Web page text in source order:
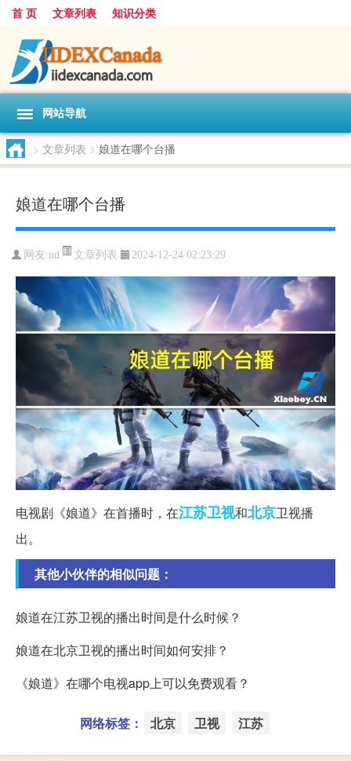
首 页 文章列表 知识分类
网站导航
> 文章列表 > 娘道在哪个台播
娘道在哪个台播
网友:nd 文章列表 2024-12-24 02:23:29
电视剧《娘道》在首播时，在江苏卫视和北京卫视播
出。
其他小伙伴的相似问题：
娘道在江苏卫视的播出时间是什么时候？
娘道在北京卫视的播出时间如何安排？
《娘道》在哪个电视app上可以免费观看？
网络标签： 北京 卫视 江苏